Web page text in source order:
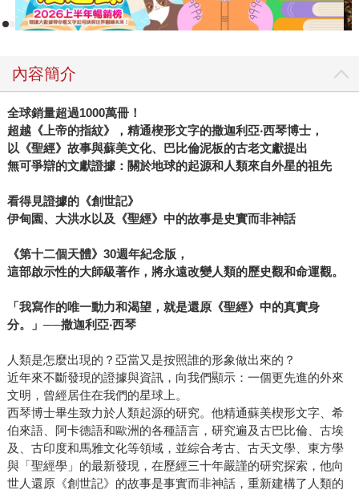
內容簡介
全球銷量超過1000萬冊！
超越《上帝的指紋》，精通楔形文字的撒迦利亞‧西琴博士，
以《聖經》故事與蘇美文化、巴比倫泥板的古老文獻提出
無可爭辯的文獻證據：關於地球的起源和人類來自外星的祖先
看得見證據的《創世記》
伊甸園、大洪水以及《聖經》中的故事是史實而非神話
《第十二個天體》30週年紀念版，
這部啟示性的大師級著作，將永遠改變人類的歷史觀和命運觀。
「我寫作的唯一動力和渴望，就是還原《聖經》中的真實身
分。」──撒迦利亞‧西琴
人類是怎麼出現的？亞當又是按照誰的形象做出來的？
近年來不斷發現的證據與資訊，向我們顯示：一個更先進的外來
文明，曾經居住在我們的星球上。
西琴博士畢生致力於人類起源的研究。他精通蘇美楔形文字、希
伯來語、阿卡德語和歐洲的各種語言，研究遍及古巴比倫、古埃
及、古印度和馬雅文化等領域，並綜合考古、古天文學、東方學
與「聖經學」的最新發現，在歷經三十年嚴謹的研究探索，他向
世人還原《創世記》的故事是事實而非神話，重新建構了人類的